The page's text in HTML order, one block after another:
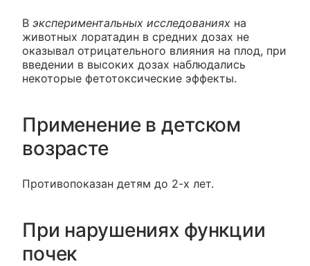
В экспериментальных исследованиях на
животных лоратадин в средних дозах не
оказывал отрицательного влияния на плод, при
введении в высоких дозах наблюдались
некоторые фетотоксические эффекты.
Применение в детском
возрасте
Противопоказан детям до 2-х лет.
При нарушениях функции
почек